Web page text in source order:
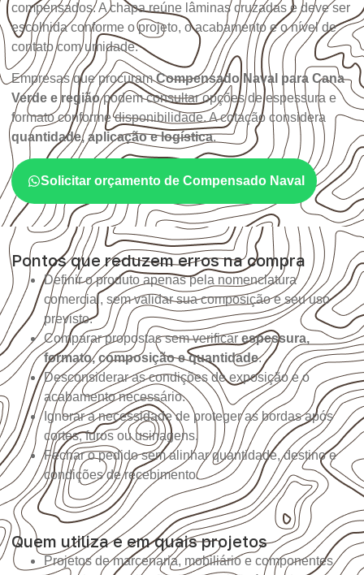
compensados. A chapa reúne lâminas cruzadas e deve ser
escolhida conforme o projeto, o acabamento e o nível de
contato com umidade.
Empresas que procuramCompensado Naval para Cana
Verde e regiãopodem consultar opções de espessura e
formato conforme disponibilidade. A cotação considera
quantidade, aplicação e logística.
Solicitar orçamento de Compensado Naval
Pontos que reduzem erros na compra
Definir o produto apenas pela nomenclatura
comercial, sem validar sua composição e seu uso
previsto.
Comparar propostas sem verificar espessura,
formato, composição e quantidade.
Desconsiderar as condições de exposição e o
acabamento necessário.
Ignorar a necessidade de proteger as bordas após
cortes, furos ou usinagens.
Fechar o pedido sem alinhar quantidade, destino e
condições de recebimento.
Quem utiliza e em quais projetos
Projetos de marcenaria, mobiliário e componentes